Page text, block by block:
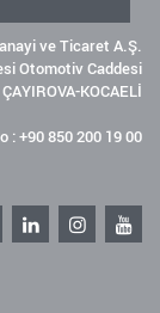
ve Ticaret A.Ş.
Otomotiv Caddesi
KOCAELİ
: +90 850 200 19 00